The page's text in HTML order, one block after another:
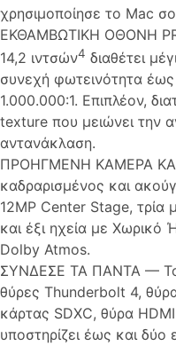
χρησιμοποίησε το Mac
ΕΚΘΑΜΒΩΤΙΚΗ ΟΘΟΝΗ
14,2 ιντσών4 διαθέτει
συνεχή φωτεινότητα
1.000.000:1. Επιπλέον,
texture που μειώνει την
αντανάκλαση.
ΠΡΟΗΓΜΕΝΗ ΚΑΜΕΡΑ
καδραρισμένος και
12MP Center Stage, τρία
και έξι ηχεία με Χωρικό
Dolby Atmos.
ΣΥΝΔΕΣE ΤΑ ΠΑΝΤΑ — Το
θύρες Thunderbolt 4,
κάρτας SDXC, θύρα
υποστηρίζει έως και δύο